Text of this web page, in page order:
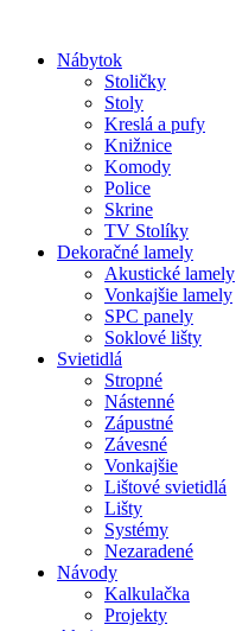
obsah
Nábytok
Stoličky
Stoly
Kreslá a pufy
Knižnice
Komody
Police
Skrine
TV Stolíky
Dekoračné lamely
Akustické lamely
Vonkajšie lamely
SPC panely
Soklové lišty
Svietidlá
Stropné
Nástenné
Zápustné
Závesné
Vonkajšie
Lištové svietidlá
Lišty
Systémy
Nezaradené
Návody
Kalkulačka
Projekty